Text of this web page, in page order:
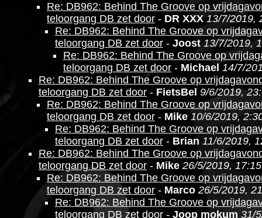
Re: DB962: Behind The Groove op
teloorgang DB zet door - DR XXX 13/7/2019,
Re: DB962: Behind The Groove op
teloorgang DB zet door - Joost 13/7/2019,
Re: DB962: Behind The Groove op
teloorgang DB zet door - Michael 14/7/
Re: DB962: Behind The Groove op
teloorgang DB zet door - FietsBel 9/6/2019,
Re: DB962: Behind The Groove op
teloorgang DB zet door - Mike 10/6/2019,
Re: DB962: Behind The Groove op
teloorgang DB zet door - Brian 11/6/2019,
Re: DB962: Behind The Groove op
teloorgang DB zet door - Mike 26/5/2019,
Re: DB962: Behind The Groove op
teloorgang DB zet door - Marco 26/5/2019,
Re: DB962: Behind The Groove op
teloorgang DB zet door - Joop mokum 31/